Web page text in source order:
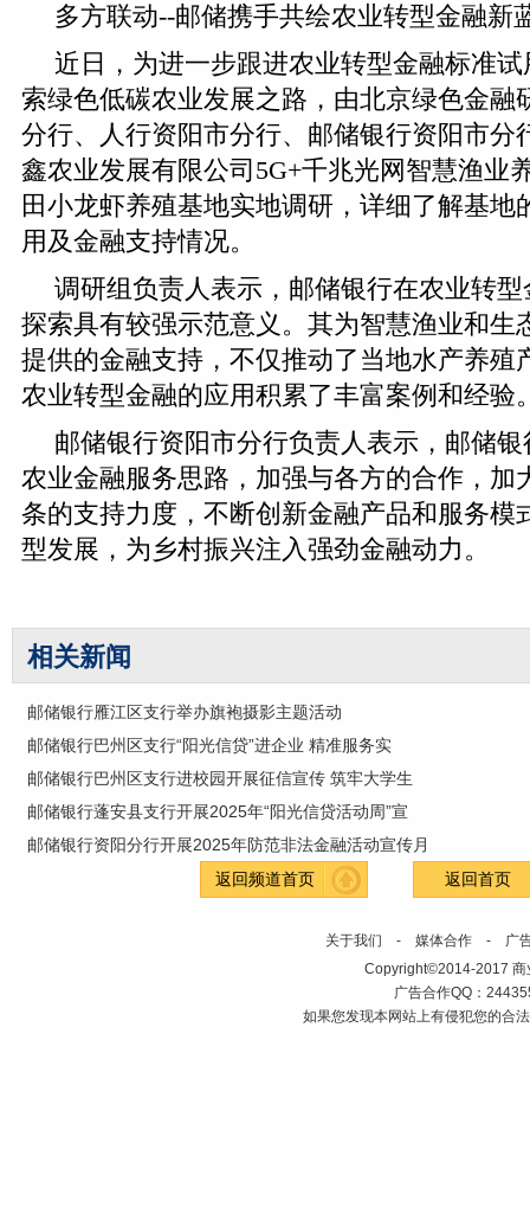
多方联动--邮储携手共绘农业转型金融新
近日，为进一步跟进农业转型金融标准
索绿色低碳农业发展之路，由北京绿色金融
分行、人行资阳市分行、邮储银行资阳市分
鑫农业发展有限公司5G+千兆光网智慧渔业
田小龙虾养殖基地实地调研，详细了解基地
用及金融支持情况。
调研组负责人表示，邮储银行在农业转
探索具有较强示范意义。其为智慧渔业和生
提供的金融支持，不仅推动了当地水产养殖
农业转型金融的应用积累了丰富案例和经验
邮储银行资阳市分行负责人表示，邮储
农业金融服务思路，加强与各方的合作，加
条的支持力度，不断创新金融产品和服务模
型发展，为乡村振兴注入强劲金融动力。
相关新闻
邮储银行雁江区支行举办旗袍摄影主题活动
邮储银行巴州区支行“阳光信贷”进企业 精准服务实
邮储银行巴州区支行进校园开展征信宣传 筑牢大学生
邮储银行蓬安县支行开展2025年“阳光信贷活动周”宣
邮储银行资阳分行开展2025年防范非法金融活动宣传月
返回频道首页
返回首页
关于我们 - 媒体合作 - 广
Copyright©2014-2017 商
广告合作QQ：
如果您发现本网站上有侵犯您的合